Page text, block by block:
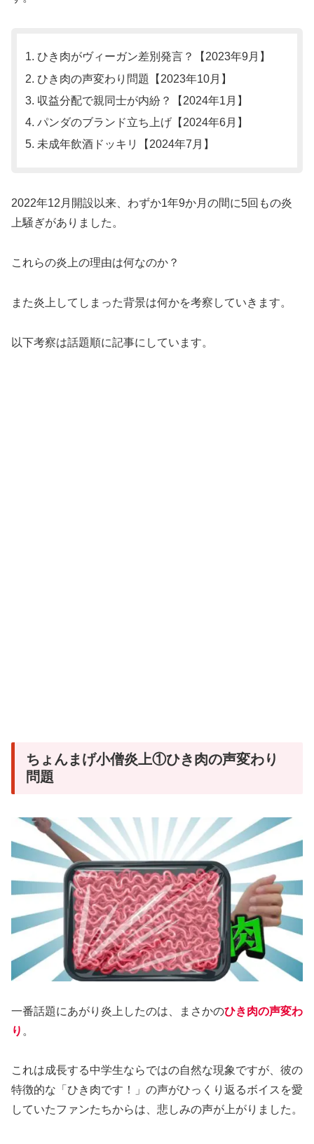
ひき肉がヴィーガン差別発言？【2023年9月】
ひき肉の声変わり問題【2023年10月】
収益分配で親同士が内紛？【2024年1月】
パンダのブランド立ち上げ【2024年6月】
未成年飲酒ドッキリ【2024年7月】
2022年12月開設以来、わずか1年9か月の間に5回もの炎
上騒ぎがありました。
これらの炎上の理由は何なのか？
また炎上してしまった背景は何かを考察していきます。
以下考察は話題順に記事にしています。
ちょんまげ小僧炎上①ひき肉の声変わり
問題
一番話題にあがり炎上したのは、まさかのひき肉の声変わ
り 。
これは成長する中学生ならではの自然な現象ですが、彼の
特徴的な「ひき肉です！」の声がひっくり返るボイスを愛
していたファンたちからは、悲しみの声が上がりました。